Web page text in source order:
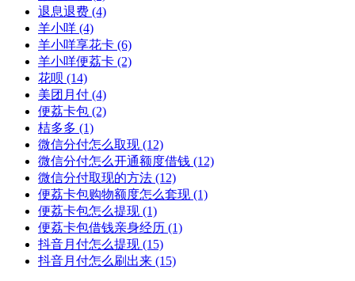
退息退费 (4)
羊小咩 (4)
羊小咩享花卡 (6)
羊小咩便荔卡 (2)
花呗 (14)
美团月付 (4)
便荔卡包 (2)
桔多多 (1)
微信分付怎么取现 (12)
微信分付怎么开通额度借钱 (12)
微信分付取现的方法 (12)
便荔卡包购物额度怎么套现 (1)
便荔卡包怎么提现 (1)
便荔卡包借钱亲身经历 (1)
抖音月付怎么提现 (15)
抖音月付怎么刷出来 (15)